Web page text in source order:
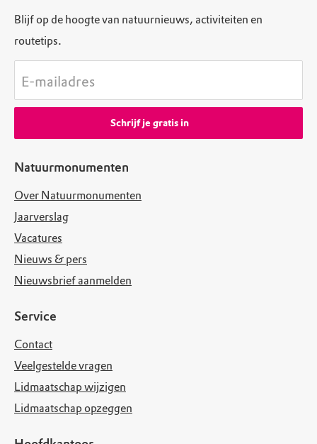
Natuurmonumenten
Over Natuurmonumenten
Jaarverslag
Vacatures
Nieuws & pers
Nieuwsbrief aanmelden
Service
Contact
Veelgestelde vragen
Lidmaatschap wijzigen
Lidmaatschap opzeggen
Blijf op de hoogte van natuurnieuws, activiteiten en
routetips.
E-mailadres
Schrijf je gratis in